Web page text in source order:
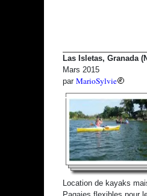
Las Isletas, Granada
Mars 2015
par MarioSylvie
Location de kayaks